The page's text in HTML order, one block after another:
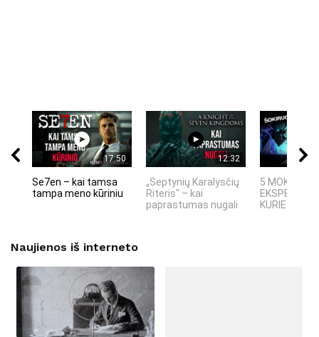
17:50
Se7en – kai tamsa
tampa meno kūriniu
12:32
„Septynių Karalysčių
Riteris" – kai
paprastumas nugali
5 MOKSLINIAI
KURIE
Naujienos iš interneto